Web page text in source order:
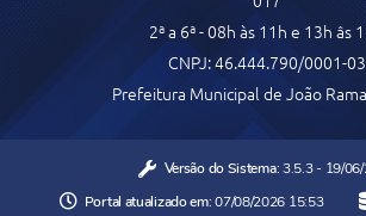
2ª a 6ª - 08h às 11h e 13h âs
CNPJ: 46.444.790/0001-03
Prefeitura Municipal de João
Versão do Sistema:3.5.3 - 19/
Portal atualizado em:07/08/2026 15:53